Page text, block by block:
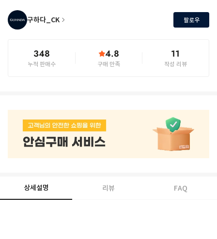
구하다_CK 팔로우
348
누적 판매수
4.8
구매 만족
11
작성 리뷰
상세설명 리뷰 FAQ